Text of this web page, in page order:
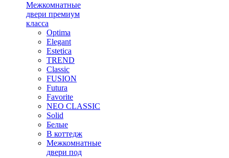
Межкомнатные
двери премиум
класса
Optima
Elegant
Estetica
TREND
Classic
FUSION
Futura
Favorite
NEO CLASSIC
Solid
Белые
В коттедж
Межкомнатные
двери под